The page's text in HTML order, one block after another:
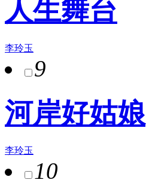
人生舞台
李玲玉
9
河岸好姑娘
李玲玉
10